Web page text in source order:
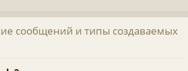
сообщений и типы создаваемых